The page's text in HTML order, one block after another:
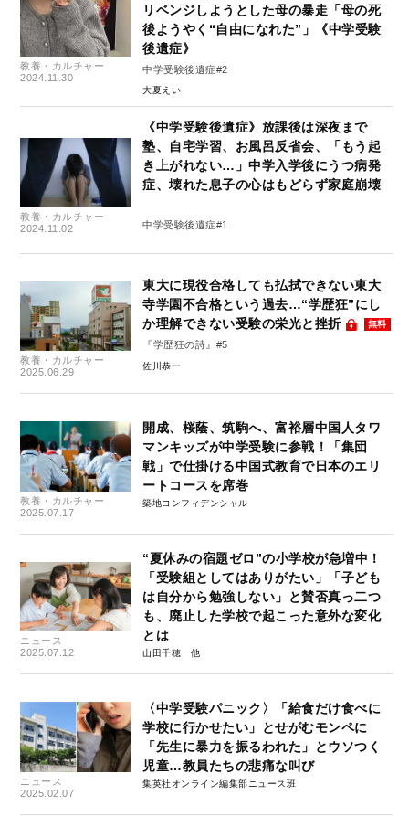
教養・カルチャー
2024.11.30
リベンジしようとした母の暴走「母の死
後ようやく“自由になれた”」《中学受験
後遺症》
中学受験後遺症#2
大夏えい
教養・カルチャー
2024.11.02
《中学受験後遺症》放課後は深夜まで
塾、自宅学習、お風呂反省会、「もう起
き上がれない…」中学入学後にうつ病発
症、壊れた息子の心はもどらず家庭崩壊
中学受験後遺症#1
教養・カルチャー
2025.06.29
東大に現役合格しても払拭できない東大
寺学園不合格という過去…“学歴狂”にし
か理解できない受験の栄光と挫折
無料
『学歴狂の詩』#5
佐川恭一
教養・カルチャー
2025.07.17
開成、桜蔭、筑駒へ、富裕層中国人タワ
マンキッズが中学受験に参戦！「集団
戦」で仕掛ける中国式教育で日本のエリ
ートコースを席巻
築地コンフィデンシャル
ニュース
2025.07.12
“夏休みの宿題ゼロ”の小学校が急増中！
「受験組としてはありがたい」「子ども
は自分から勉強しない」と賛否真っ二つ
も、廃止した学校で起こった意外な変化
とは
山田千穂
ニュース
2025.02.07
〈中学受験パニック〉「給食だけ食べに
学校に行かせたい」とせがむモンペに
「先生に暴力を振るわれた」とウソつく
児童…教員たちの悲痛な叫び
集英社オンライン編集部ニュース班